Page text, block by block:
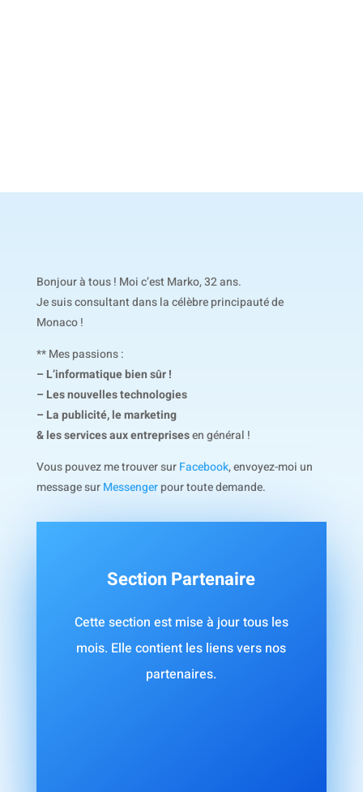
Bonjour à tous ! Moi c’est Marko, 32 ans.
Je suis consultant dans la célèbre principauté de
Monaco !
** Mes passions :
– L’informatique bien sûr !
– Les nouvelles technologies
– La publicité, le marketing
& les services aux entreprisesen général !
Vous pouvez me trouver sur Facebook, envoyez-moi un
message sur Messenger pour toute demande.
Section Partenaire
Cette section est mise à jour tous les
mois. Elle contient les liens vers nos
partenaires.